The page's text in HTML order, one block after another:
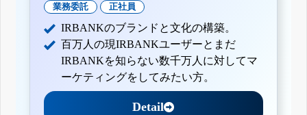
業務委託 正社員
IRBANKのブランドと文化の構築。
百万人の現IRBANKユーザーとまだ
IRBANKを知らない数千万人に対してマ
ーケティングをしてみたい方。
Detail